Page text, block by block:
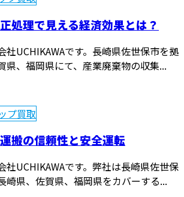
処理で見える経済効果とは？
社UCHIKAWAです。長崎県佐世保市を拠
県、福岡県にて、産業廃棄物の収集...
プ買取
搬の信頼性と安全運転
社UCHIKAWAです。弊社は長崎県佐世保
崎県、佐賀県、福岡県をカバーする...